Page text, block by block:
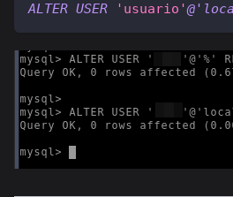
ALTER USER 'usuario'